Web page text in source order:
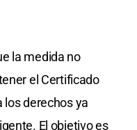
la medida no
el Certificado
los derechos ya
El objetivo es